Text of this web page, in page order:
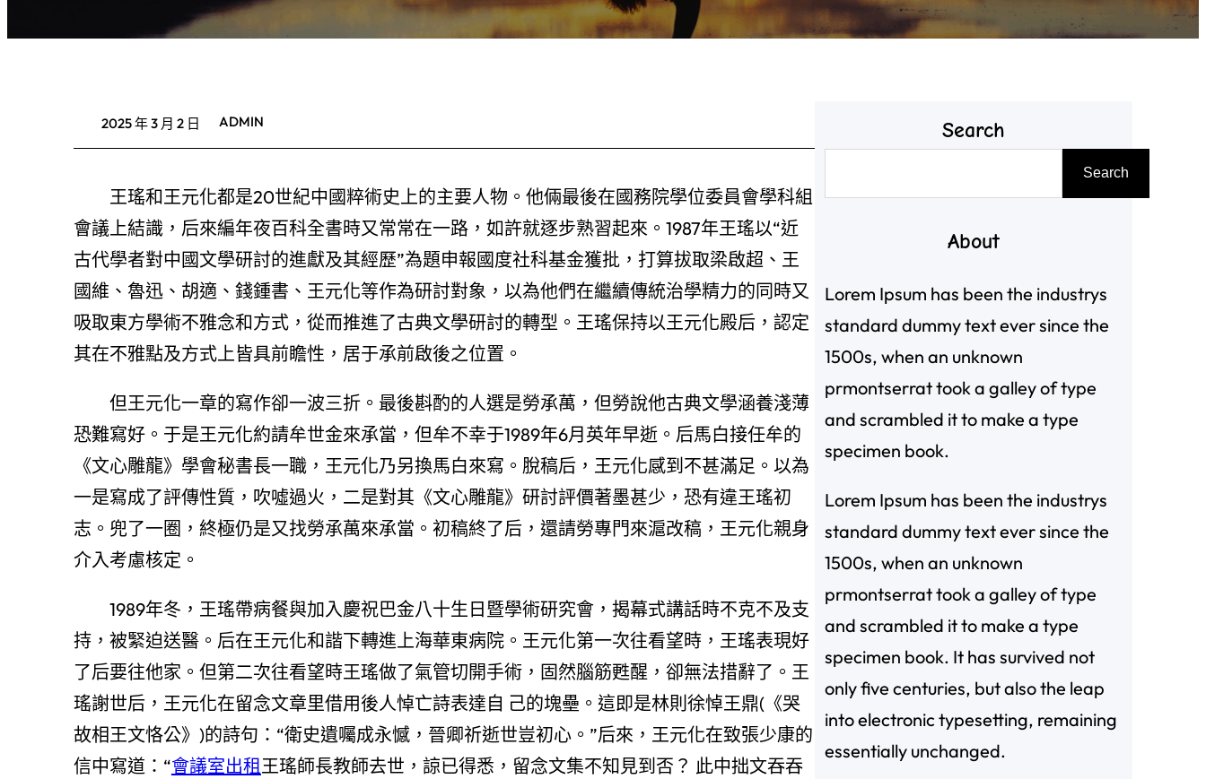
2025 年 3 月 2 日 ADMIN
王瑤和王元化都是20世紀中國粹術史上的主要人物。他倆最後在國務院學位委員會學科組
會議上結識，后來編年夜百科全書時又常常在一路，如許就逐步熟習起來。1987年王瑤以“近
古代學者對中國文學研討的進獻及其經歷”為題申報國度社科基金獲批，打算拔取梁啟超、王
國維、魯迅、胡適、錢鍾書、王元化等作為研討對象，以為他們在繼續傳統治學精力的同時又
吸取東方學術不雅念和方式，從而推進了古典文學研討的轉型。王瑤保持以王元化殿后，認定
其在不雅點及方式上皆具前瞻性，居于承前啟後之位置。
但王元化一章的寫作卻一波三折。最後斟酌的人選是勞承萬，但勞說他古典文學涵養淺薄
恐難寫好。于是王元化約請牟世金來承當，但牟不幸于1989年6月英年早逝。后馬白接任牟的
《文心雕龍》學會秘書長一職，王元化乃另換馬白來寫。脫稿后，王元化感到不甚滿足。以為
一是寫成了評傳性質，吹噓過火，二是對其《文心雕龍》研討評價著墨甚少，恐有違王瑤初
志。兜了一圈，終極仍是又找勞承萬來承當。初稿終了后，還請勞專門來滬改稿，王元化親身
介入考慮核定。
1989年冬，王瑤帶病餐與加入慶祝巴金八十生日暨學術研究會，揭幕式講話時不克不及支
持，被緊迫送醫。后在王元化和諧下轉進上海華東病院。王元化第一次往看望時，王瑤表現好
了后要往他家。但第二次往看望時王瑤做了氣管切開手術，固然腦筋甦醒，卻無法措辭了。王
瑤謝世后，王元化在留念文章里借用後人悼亡詩表達自 己的塊壘。這即是林則徐悼王鼎(《哭
故相王文恪公》)的詩句：“衛史遺囑成永憾，晉卿祈逝世豈初心。”后來，王元化在致張少康的
信中寫道：“會議室出租王瑤師長教師去世，諒已得悉，留念文集不知見到否？ 此中拙文吞吞
Search
尋
Search
About
Lorem Ipsum has been the industrys
standard dummy text ever since the
1500s, when an unknown
prmontserrat took a galley of type
and scrambled it to make a type
specimen book.
Lorem Ipsum has been the industrys
standard dummy text ever since the
1500s, when an unknown
prmontserrat took a galley of type
and scrambled it to make a type
specimen book. It has survived not
only five centuries, but also the leap
into electronic typesetting, remaining
essentially unchanged.